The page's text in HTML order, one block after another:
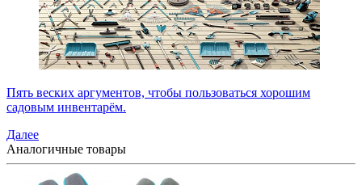
Пять веских аргументов, чтобы пользоваться хорошим
садовым инвентарём.
Далее
Аналогичные товары